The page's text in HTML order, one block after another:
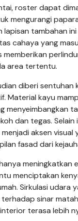
roster dapat
mengurangi
lapisan tambahan
cahaya yang
memberikan
area tertentu.
diberi sentuhan
Material kayu
menyeimbangkan
dan tegas. Selain
aksen visual
fasad dari
meningkatkan
menciptakan
Sirkulasi udara
sinar
terasa lebih